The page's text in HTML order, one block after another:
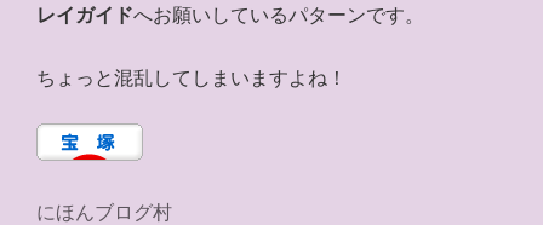
レイガイドへお願いしているパターンです。
ちょっと混乱してしまいますよね！
にほんブログ村